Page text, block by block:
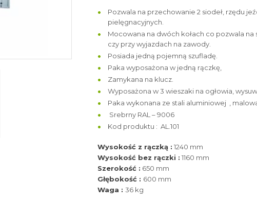
Pozwala na przechowanie 2 siodeł, rzędu
pielęgnacyjnych.
Mocowana na dwóch kołach co pozwala
czy przy wyjazdach na zawody.
Posiada jedną pojemną szufladę.
Paka wyposażona w jedną rączkę,
Zamykana na klucz.
Wyposażona w 3 wieszaki na ogłowia,
Paka wykonana ze stali aluminiowej ,
Srebrny RAL – 9006
Kod produktu : AL.101
Wysokość z rączką : 1240 mm
Wysokość bez rączki : 1160 mm
Szerokość : 650 mm
Głębokość : 600 mm
Waga :36 kg